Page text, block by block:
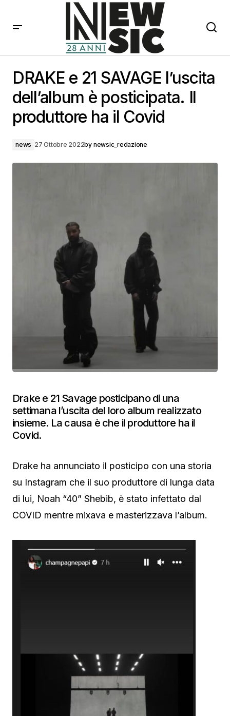
produttore ha il Covid
DRAKE e 21 SAVAGE l’uscita
dell’album è posticipata. Il
produttore ha il Covid
news 27 Ottobre 2022by newsic_redazione
Drake e 21 Savage posticipano di una
settimana l’uscita del loro album realizzato
insieme. La causa è che il produttore ha il
Covid.
Drake ha annunciato il posticipo con una storia
su Instagram che il suo produttore di lunga data
di lui, Noah “40” Shebib, è stato infettato dal
COVID mentre mixava e masterizzava l’album.